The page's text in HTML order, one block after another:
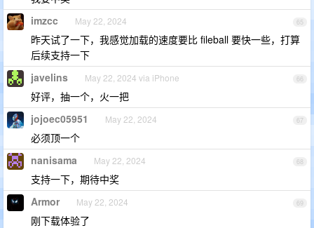
65
imzcc May 22, 2024
昨天试了一下，我感觉加载的速度要比 fileball 要快一些，打算
后续支持一下
66
javelins May 22, 2024 via iPhone
好评，抽一个，火一把
67
jojoec05951 May 22, 2024
必须顶一个
68
nanisama May 22, 2024
支持一下，期待中奖
69
Armor May 22, 2024
刚下载体验了